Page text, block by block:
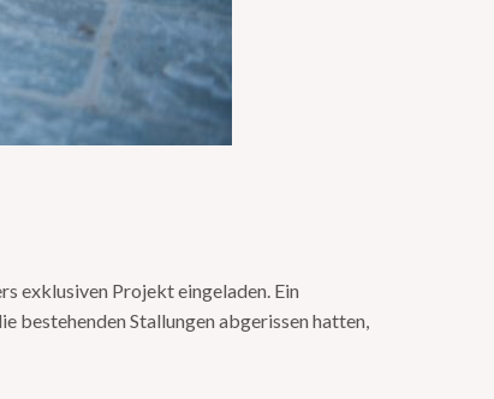
exklusiven Projekt eingeladen. Ein
bestehenden Stallungen abgerissen hatten,